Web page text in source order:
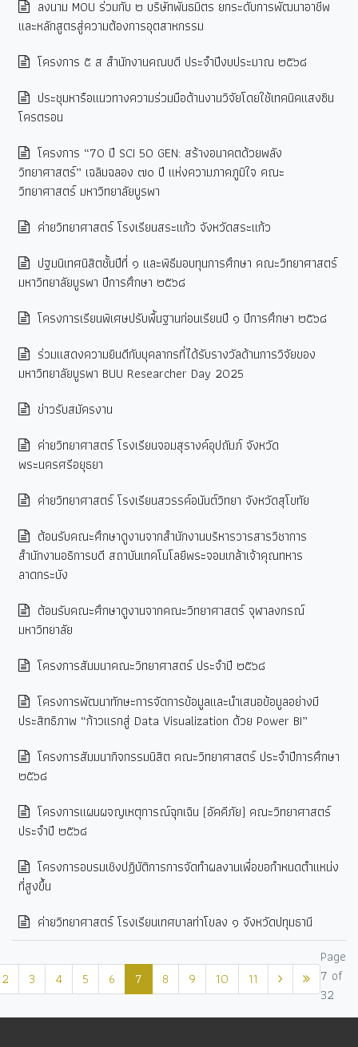
ลงนาม MOU ร่วมกับ ๒ บริษัทพันธมิตร ยกระดับการพัฒนาอาชีพ
และหลักสูตรสู่ความต้องการอุตสาหกรรม
โครงการ ๕ ส สำนักงานคณบดี ประจำปีงบประมาณ ๒๕๖๘
ประชุมหารือแนวทางความร่วมมือด้านงานวิจัยโดยใช้เทคนิคแสงซิน
โครตรอน
โครงการ “70 ปี SCI 50 GEN: สร้างอนาคตด้วยพลัง
วิทยาศาสตร์” เฉลิมฉลอง ๗๐ ปี แห่งความภาคภูมิใจ คณะ
วิทยาศาสตร์ มหาวิทยาลัยบูรพา
ค่ายวิทยาศาสตร์ โรงเรียนสระแก้ว จังหวัดสระแก้ว
ปฐมนิเทศนิสิตชั้นปีที่ ๑ และพิธีมอบทุนการศึกษา คณะวิทยาศาสตร์
มหาวิทยาลัยบูรพา ปีการศึกษา ๒๕๖๘
โครงการเรียนพิเศษปรับพื้นฐานก่อนเรียนปี ๑ ปีการศึกษา ๒๕๖๘
ร่วมแสดงความยินดีกับบุคลากรที่ได้รับรางวัลด้านการวิจัยของ
มหาวิทยาลัยบูรพา BUU Researcher Day 2025
ข่าวรับสมัครงาน
ค่ายวิทยาศาสตร์ โรงเรียนจอมสุรางค์อุปถัมภ์ จังหวัด
พระนครศรีอยุธยา
ค่ายวิทยาศาสตร์ โรงเรียนสวรรค์อนันต์วิทยา จังหวัดสุโขทัย
ต้อนรับคณะศึกษาดูงานจากสำนักงานบริหารวารสารวิชาการ
สำนักงานอธิการบดี สถาบันเทคโนโลยีพระจอมเกล้าเจ้าคุณทหาร
ลาดกระบัง
ต้อนรับคณะศึกษาดูงานจากคณะวิทยาศาสตร์ จุฬาลงกรณ์
มหาวิทยาลัย
โครงการสัมมนาคณะวิทยาศาสตร์ ประจำปี ๒๕๖๘
โครงการพัฒนาทักษะการจัดการข้อมูลและนำเสนอข้อมูลอย่างมี
ประสิทธิภาพ “ก้าวแรกสู่ Data Visualization ด้วย Power BI”
โครงการสัมมนากิจกรรมนิสิต คณะวิทยาศาสตร์ ประจำปีการศึกษา
๒๕๖๘
โครงการแผนผจญเหตุการณ์ฉุกเฉิน (อัคคีภัย) คณะวิทยาศาสตร์
ประจำปี ๒๕๖๘
โครงการอบรมเชิงปฏิบัติการการจัดทำผลงานเพื่อขอกำหนดตำแหน่ง
ที่สูงขึ้น
ค่ายวิทยาศาสตร์ โรงเรียนเทศบาลท่าโขลง ๑ จังหวัดปทุมธานี
Page
7 of
32
2 3 4 5 6 7 8 9 10 11